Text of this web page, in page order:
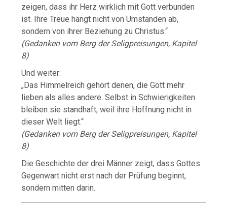
zeigen, dass ihr Herz wirklich mit Gott verbunden
ist. Ihre Treue hängt nicht von Umständen ab,
sondern von ihrer Beziehung zu Christus.“
(Gedanken vom Berg der Seligpreisungen, Kapitel
8)
Und weiter:
„Das Himmelreich gehört denen, die Gott mehr
lieben als alles andere. Selbst in Schwierigkeiten
bleiben sie standhaft, weil ihre Hoffnung nicht in
dieser Welt liegt.“
(Gedanken vom Berg der Seligpreisungen, Kapitel
8)
Die Geschichte der drei Männer zeigt, dass Gottes
Gegenwart nicht erst nach der Prüfung beginnt,
sondern mitten darin.